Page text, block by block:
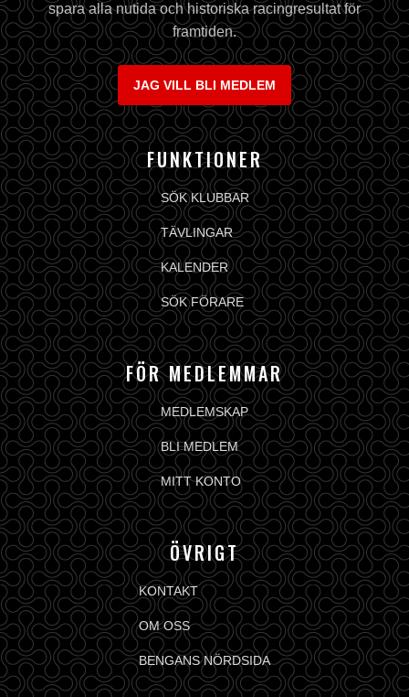
spara alla nutida och historiska racingresultat för
framtiden.
JAG VILL BLI MEDLEM
FUNKTIONER
SÖK KLUBBAR
TÄVLINGAR
KALENDER
SÖK FÖRARE
FÖR MEDLEMMAR
MEDLEMSKAP
BLI MEDLEM
MITT KONTO
ÖVRIGT
KONTAKT
OM OSS
BENGANS NÖRDSIDA